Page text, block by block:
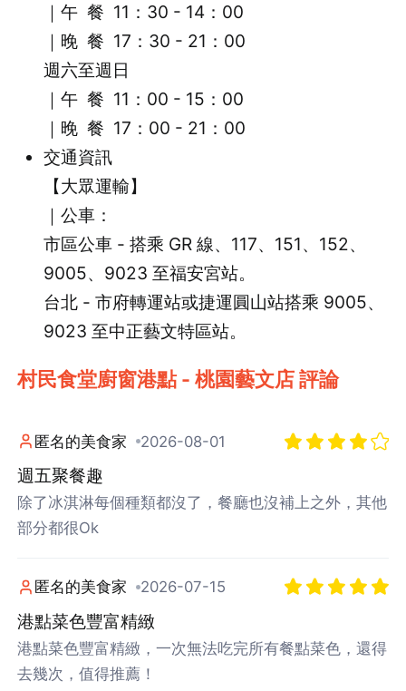
｜午 餐 11：30 - 14：00
｜ 晚 餐 17：30 - 21：00
週六至週日
｜午 餐 11：00 - 15：00
｜晚 餐 17：00 - 21：00
交通資訊
【大眾運輸】
｜公車：
市區公車 - 搭乘 GR 線、117、151、152、
9005、9023 至福安宮站。
台北 - 市府轉運站或捷運圓山站搭乘 9005、
9023 至中正藝文特區站。
村民食堂廚窗港點 - 桃園藝文店 評論
匿名的美食家 2026-08-01
週五聚餐趣
除了冰淇淋每個種類都沒了，餐廳也沒補上之外，其他
部分都很Ok
匿名的美食家 2026-07-15
港點菜色豐富精緻
港點菜色豐富精緻，一次無法吃完所有餐點菜色，還得
去幾次，值得推薦！